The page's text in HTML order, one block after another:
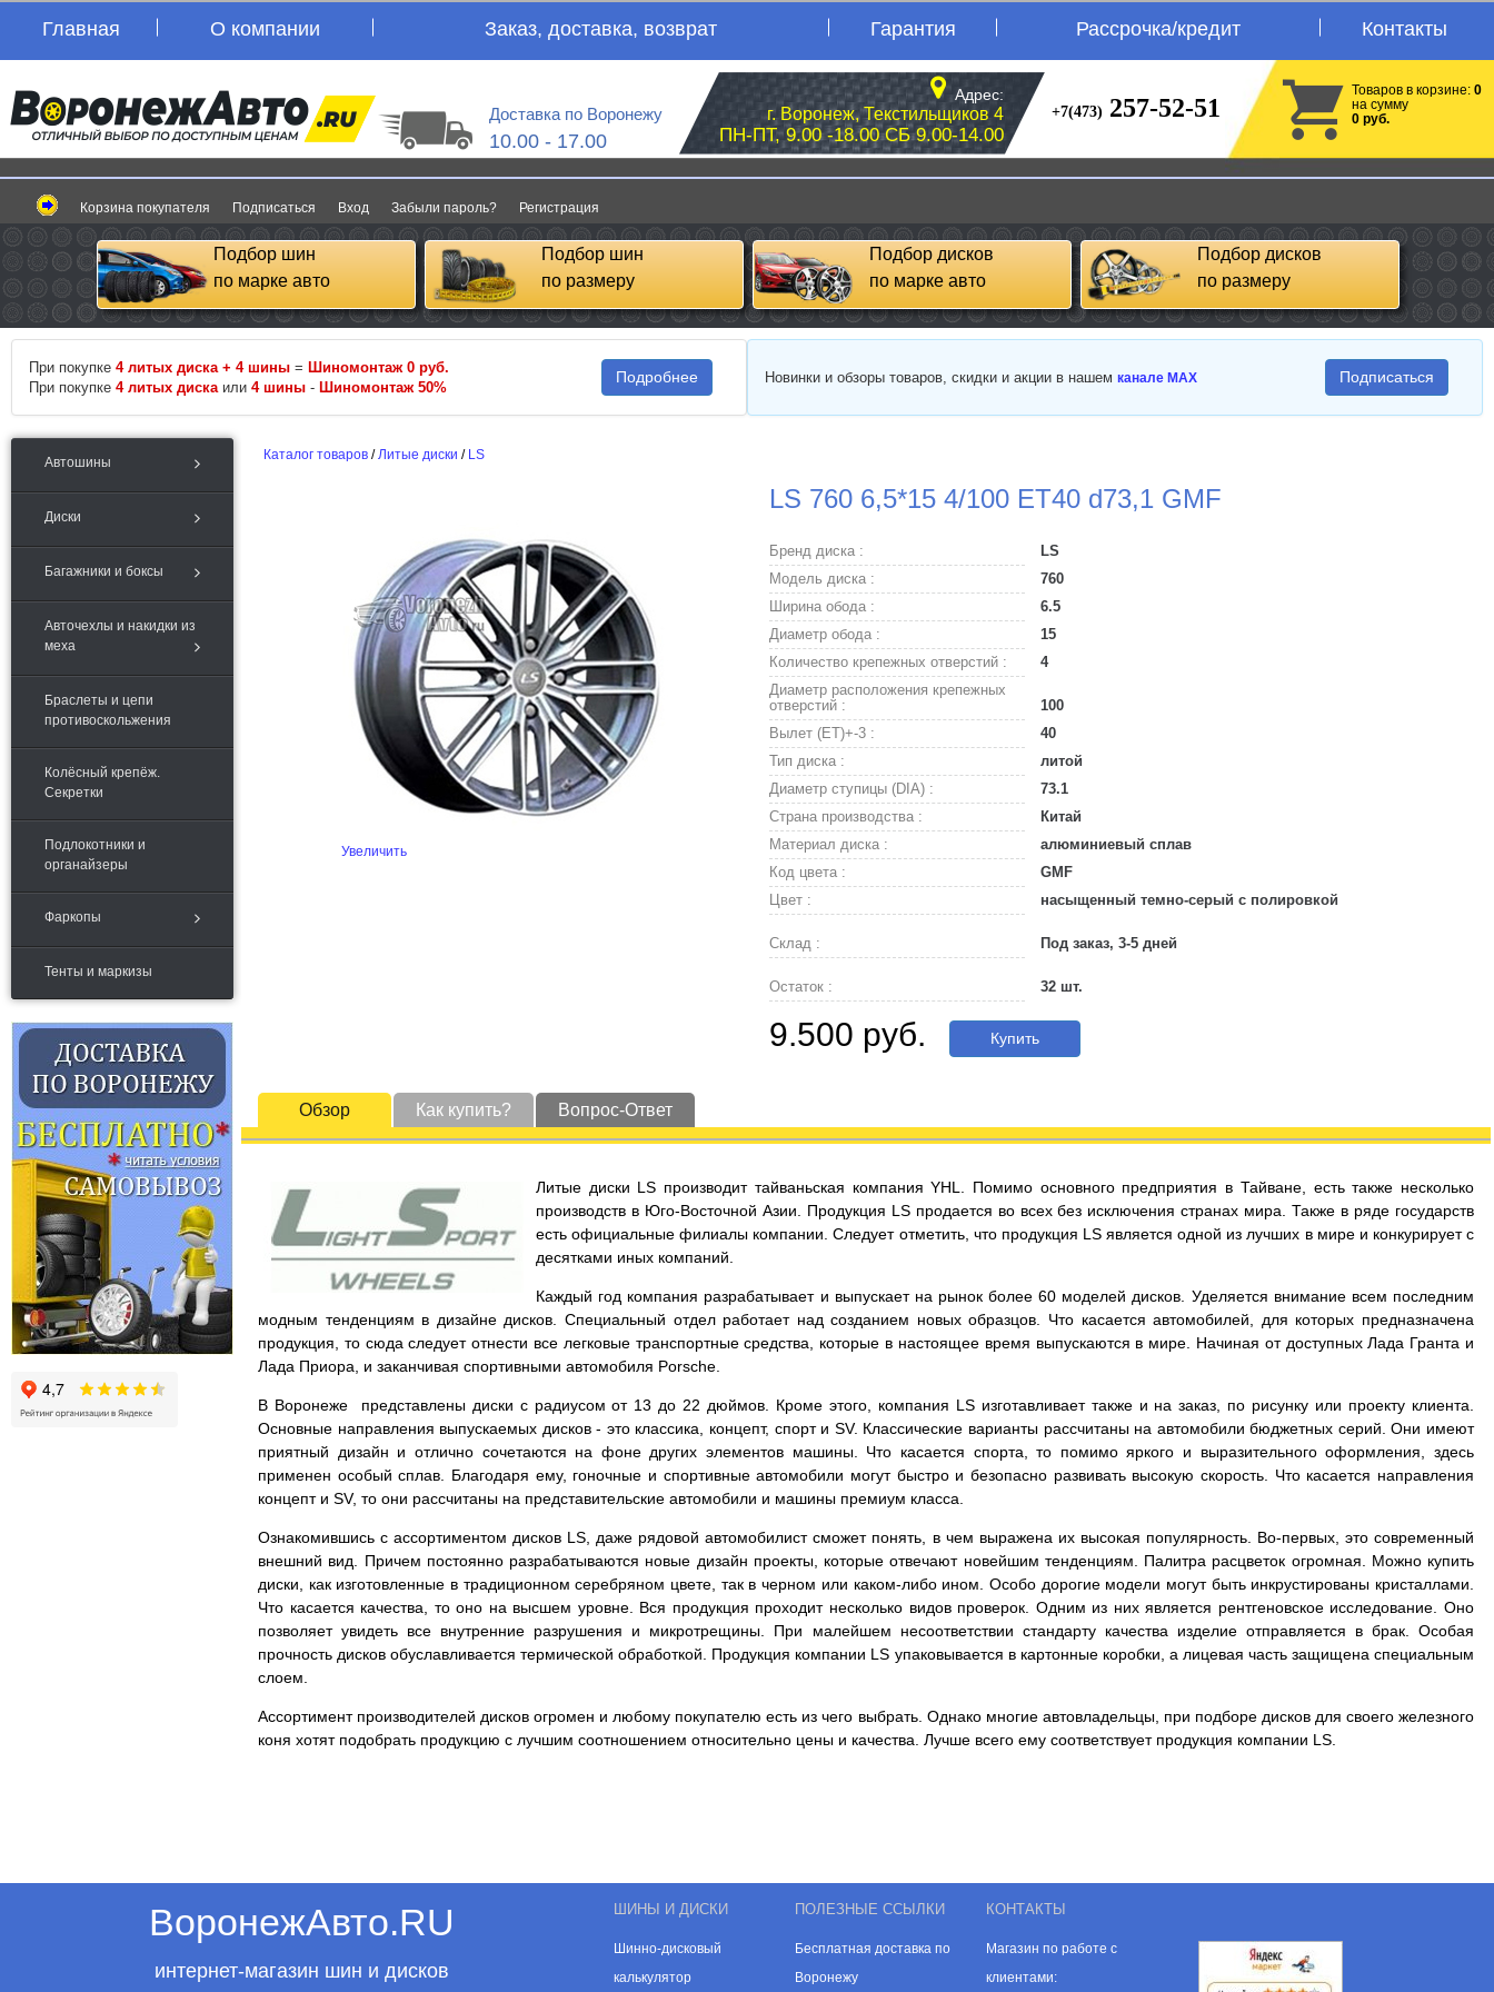
Главная О компании Заказ, доставка, возврат Гарантия Рассрочка/кредит Контакты
Доставка по Воронежу
10.00 - 17.00
Адрес:
г. Воронеж, Текстильщиков 4
ПН-ПТ, 9.00 -18.00 СБ 9.00-14.00
+7(473) 257-52-51
Товаров в корзине: 0
на сумму
0 руб.
Корзина покупателя Подписаться Вход Забыли пароль? Регистрация
Подбор шин
по марке авто
Подбор шин
по размеру
Подбор дисков
по марке авто
Подбор дисков
по размеру
При покупке 4 литых диска + 4 шины = Шиномонтаж 0 руб.
При покупке 4 литых диска или 4 шины - Шиномонтаж 50%
Подробнее Новинки и обзоры товаров, скидки и акции в нашем канале MAX Подписаться
Автошины
Диски
Багажники и боксы
Авточехлы и накидки из
меха
Браслеты и цепи
противоскольжения
Колёсный крепёж.
Секретки
Подлокотники и
органайзеры
Фаркопы
Тенты и маркизы
Каталог товаров /Литые диски / LS
LS 760 6,5*15 4/100 ET40 d73,1 GMF
Увеличить
Бренд диска :
LS
Модель диска :
760
Ширина обода :
6.5
Диаметр обода :
15
Количество крепежных отверстий :
4
Диаметр расположения крепежных
отверстий :
100
Вылет (ET)+-3 :
40
Тип диска :
литой
Диаметр ступицы (DIA) :
73.1
Страна производства :
Китай
Материал диска :
алюминиевый сплав
Код цвета :
GMF
Цвет :
насыщенный темно-серый с полировкой
Склад : Под заказ, 3-5 дней
Остаток : 32 шт.
9.500 руб. Купить
Обзор Как купить? Вопрос-Ответ
Литые диски LS производит тайваньская компания YHL. Помимо основного предприятия в Тайване, есть также несколько
производств в Юго-Восточной Азии. Продукция LS продается во всех без исключения странах мира. Также в ряде государств
есть официальные филиалы компании. Следует отметить, что продукция LS является одной из лучших в мире и конкурирует с
десятками иных компаний.
Каждый год компания разрабатывает и выпускает на рынок более 60 моделей дисков. Уделяется внимание всем последним
модным тенденциям в дизайне дисков. Специальный отдел работает над созданием новых образцов. Что касается автомобилей, для которых предназначена
продукция, то сюда следует отнести все легковые транспортные средства, которые в настоящее время выпускаются в мире. Начиная от доступных Лада Гранта и
Лада Приора, и заканчивая спортивными автомобиля Porsche.
В Воронеже представлены диски с радиусом от 13 до 22 дюймов. Кроме этого, компания LS изготавливает также и на заказ, по рисунку или проекту клиента.
Основные направления выпускаемых дисков - это классика, концепт, спорт и SV. Классические варианты рассчитаны на автомобили бюджетных серий. Они имеют
приятный дизайн и отлично сочетаются на фоне других элементов машины. Что касается спорта, то помимо яркого и выразительного оформления, здесь
применен особый сплав. Благодаря ему, гоночные и спортивные автомобили могут быстро и безопасно развивать высокую скорость. Что касается направления
концепт и SV, то они рассчитаны на представительские автомобили и машины премиум класса.
Ознакомившись с ассортиментом дисков LS, даже рядовой автомобилист сможет понять, в чем выражена их высокая популярность. Во-первых, это современный
внешний вид. Причем постоянно разрабатываются новые дизайн проекты, которые отвечают новейшим тенденциям. Палитра расцветок огромная. Можно купить
диски, как изготовленные в традиционном серебряном цвете, так в черном или каком-либо ином. Особо дорогие модели могут быть инкрустированы кристаллами.
Что касается качества, то оно на высшем уровне. Вся продукция проходит несколько видов проверок. Одним из них является рентгеновское исследование. Оно
позволяет увидеть все внутренние разрушения и микротрещины. При малейшем несоответствии стандарту качества изделие отправляется в брак. Особая
прочность дисков обуславливается термической обработкой. Продукция компании LS упаковывается в картонные коробки, а лицевая часть защищена специальным
слоем.
Ассортимент производителей дисков огромен и любому покупателю есть из чего выбрать. Однако многие автовладельцы, при подборе дисков для своего железного
коня хотят подобрать продукцию с лучшим соотношением относительно цены и качества. Лучше всего ему соответствует продукция компании LS.
ВоронежАвто.RU
интернет-магазин шин и дисков
ШИНЫ И ДИСКИ
Шинно-дисковый
калькулятор
ПОЛЕЗНЫЕ ССЫЛКИ
Бесплатная доставка по
Воронежу
КОНТАКТЫ
Магазин по работе с
клиентами: